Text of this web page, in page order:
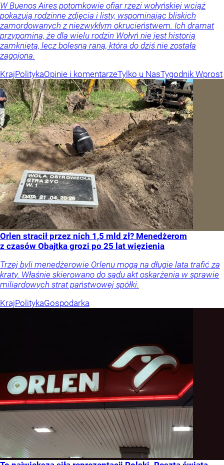
W Buenos Aires potomkowie ofiar rzezi wołyńskiej wciąż
pokazują rodzinne zdjęcia i listy, wspominając bliskich
zamordowanych z niezwykłym okrucieństwem. Ich dramat
przypomina, że dla wielu rodzin Wołyń nie jest historią
zamkniętą, lecz bolesną raną, która do dziś nie została
zagojona.
KrajPolitykaOpinie i komentarzeTylko u NasTygodnik Wprost
Orlen stracił przez nich 1,5 mld zł? Menedżerom
z czasów Obajtka grozi po 25 lat więzienia
Trzej byli menedżerowie Orlenu mogą na długie lata trafić za
kraty. Właśnie skierowano do sądu akt oskarżenia w sprawie
miliardowych strat państwowej spółki.
KrajPolitykaGospodarka